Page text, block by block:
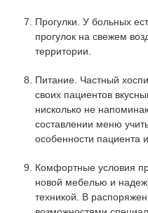
Прогулки. У больных
прогулок на свежем
территории.
Питание. Частный
своих пациентов
нисколько не
составлении меню
особенности пациента
Комфортные условия
новой мебелью и
техникой. В